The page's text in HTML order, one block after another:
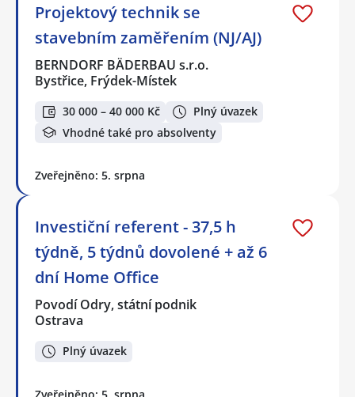
Projektový technik se
stavebním zaměřením (NJ/AJ)
BERNDORF BÄDERBAU s.r.o.
Bystřice, Frýdek-Místek
30 000 – 40 000 Kč
Plný úvazek
Vhodné také pro absolventy
Zveřejněno: 5. srpna
Investiční referent - 37,5 h
týdně, 5 týdnů dovolené + až 6
dní Home Office
Povodí Odry, státní podnik
Ostrava
Plný úvazek